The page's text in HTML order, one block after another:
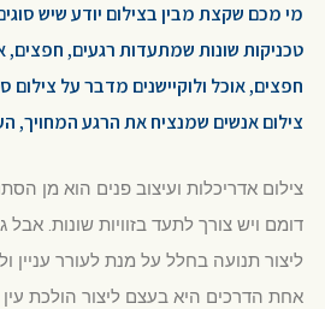
מי מכם שקצת מבין בצילום יודע שיש
טכניקות שונות שמתעדות רגעים, חפצים,
חפצים, אוכל ולוקיישנים מדבר על צילום
צילום אנשים שמנציח את הרגע המחויך,
צילום אדריכלות ועיצוב פנים הוא מן
דומם ויש צורך לתעד בזוויות שונות. אבל
ליצור תנועה בחלל על מנת לעורר עניין
אחת הדרכים היא בעצם ליצור הולכת